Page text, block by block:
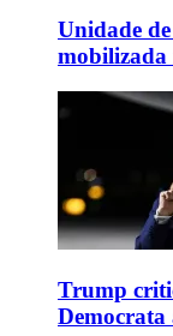
Unidade
mobilizada
Trump